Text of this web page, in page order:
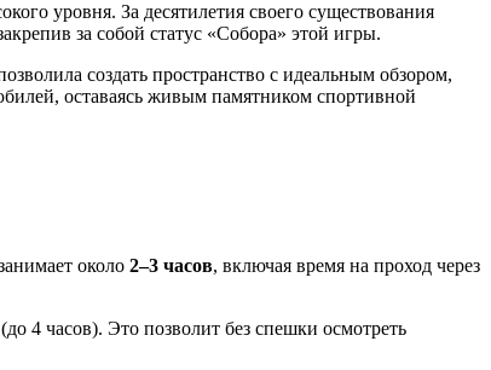
уровня. За десятилетия своего существования
за собой статус «Собора» этой игры.
создать пространство с идеальным обзором,
оставаясь живым памятником спортивной
около 2–3 часов, включая время на проход через
(до 4 часов). Это позволит без спешки осмотреть